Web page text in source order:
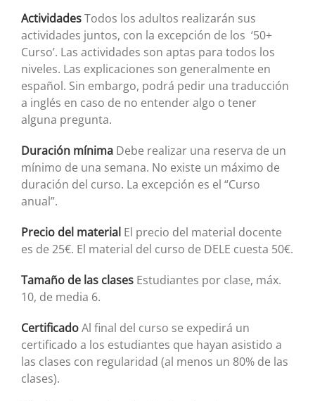
ActividadesTodos los adultos realizarán sus
actividades juntos, con la excepción de los ‘50+
Curso’. Las actividades son aptas para todos los
niveles. Las explicaciones son generalmente en
español. Sin embargo, podrá pedir una traducción
a inglés en caso de no entender algo o tener
alguna pregunta.
Duración mínima Debe realizar una reserva de un
mínimo de una semana. No existe un máximo de
duración del curso. La excepción es el “Curso
anual”.
Precio del material El precio del material docente
es de 25€. El material del curso de DELE cuesta 50€.
Tamaño de las clases Estudiantes por clase, máx.
10, de media 6.
CertificadoAl final del curso se expedirá un
certificado a los estudiantes que hayan asistido a
las clases con regularidad (al menos un 80% de las
clases).